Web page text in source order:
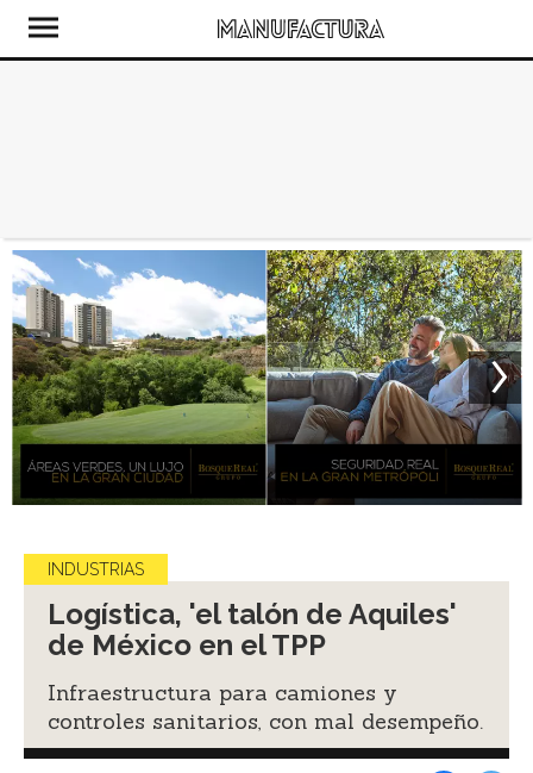
INDUSTRIAS
Logística, 'el talón de Aquiles'
de México en el TPP
Infraestructura para camiones y
controles sanitarios, con mal desempeño.